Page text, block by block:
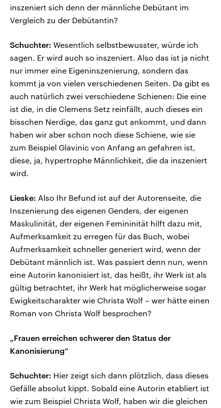
inszeniert sich denn der männliche Debütant im
Vergleich zu der Debütantin?
Schuchter: Wesentlich selbstbewusster, würde ich
sagen. Er wird auch so inszeniert. Also das ist ja nicht
nur immer eine Eigeninszenierung, sondern das
kommt ja von vielen verschiedenen Seiten. Da gibt es
auch natürlich zwei verschiedene Schienen: Die eine
ist die, in die Clemens Setz reinfällt, auch dieses ein
bisschen Nerdige, das ganz gut ankommt, und dann
haben wir aber schon noch diese Schiene, wie sie
zum Beispiel Glavinic von Anfang an gefahren ist,
diese, ja, hypertrophe Männlichkeit, die da inszeniert
wird.
Lieske: Also Ihr Befund ist auf der Autorenseite, die
Inszenierung des eigenen Genders, der eigenen
Maskulinität, der eigenen Femininität hilft dazu mit,
Aufmerksamkeit zu erregen für das Buch, wobei
Aufmerksamkeit schneller generiert wird, wenn der
Debütant männlich ist. Was passiert denn nun, wenn
eine Autorin kanonisiert ist, das heißt, ihr Werk ist als
gültig betrachtet, ihr Werk hat möglicherweise sogar
Ewigkeitscharakter wie Christa Wolf – wer hätte einen
Roman von Christa Wolf besprochen?
„Frauen erreichen schwerer den Status der
Kanonisierung“
Schuchter: Hier zeigt sich dann plötzlich, dass dieses
Gefälle absolut kippt. Sobald eine Autorin etabliert ist
wie zum Beispiel Christa Wolf, haben wir die gleichen